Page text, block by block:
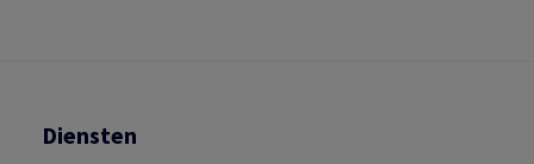
Diensten